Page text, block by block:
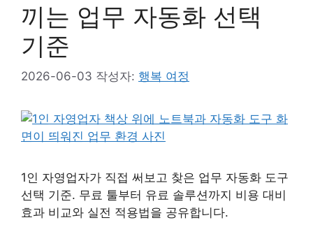
끼는 업무 자동화 선택
기준
2026-06-03 작성자: 행복 여정
1인 자영업자가 직접 써보고 찾은 업무 자동화 도구
선택 기준. 무료 툴부터 유료 솔루션까지 비용 대비
효과 비교와 실전 적용법을 공유합니다.